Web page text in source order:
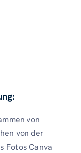
von
von der
Fotos Canva